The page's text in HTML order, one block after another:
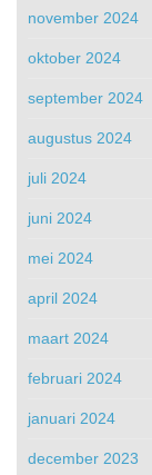
november 2024
oktober 2024
september 2024
augustus 2024
juli 2024
juni 2024
mei 2024
april 2024
maart 2024
februari 2024
januari 2024
december 2023